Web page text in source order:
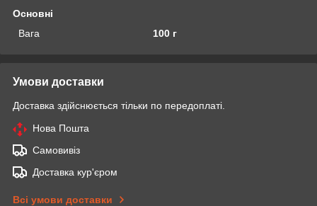
Основні
Вага
100 г
Умови доставки
Доставка здійснюється тільки по передоплаті.
Нова Пошта
Самовивіз
Доставка кур'єром
Всі умови доставки